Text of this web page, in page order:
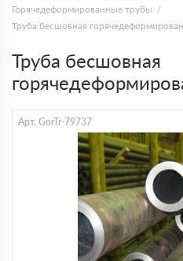
Горячедеформированные трубы
Труба бесшовная
Труба бесшовная
Арт. GorTr-79737